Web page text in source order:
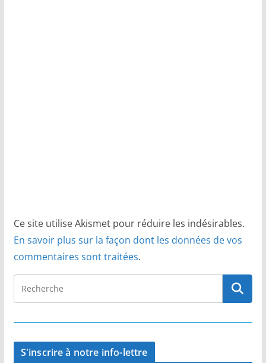
Ce site utilise Akismet pour réduire les indésirables.
En savoir plus sur la façon dont les données de vos
commentaires sont traitées.
S'inscrire à notre info-lettre